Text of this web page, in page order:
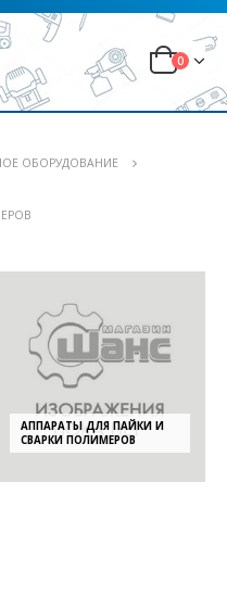
0
ОБОРУДОВАНИЕ
АППАРАТЫ ДЛЯ ПАЙКИ И
СВАРКИ ПОЛИМЕРОВ